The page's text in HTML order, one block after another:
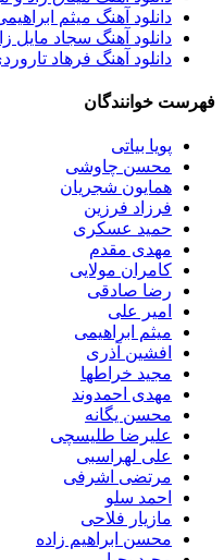
دانلود آهنگ میثم
دانلود آهنگ سجاد مایل
دانلود آهنگ فرهاد
فهرست خوانندگان
پویا بیاتی
محسن چاوشی
همایون شجریان
فرزاد فرزین
حمید عسکری
مهدی مقدم
کامران مولایی
رضا صادقی
امیر علی
میثم ابراهیمی
افشین آذری
مجید خراطها
مهدی احمدوند
محسن یگانه
علیرضا طلیسچی
علی لهراسبی
مرتضی اشرفی
احمد سلو
مازیار فلاحی
محسن ابراهیم زاده